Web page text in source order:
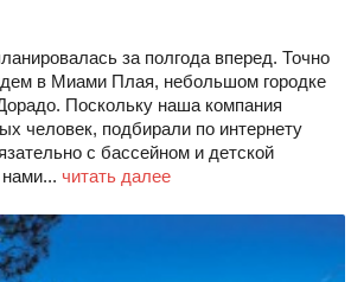
за полгода вперед. Точно
в Миами Плая, небольшом городке
Поскольку наша компания
человек, подбирали по интернету
с бассейном и детской
читать далее